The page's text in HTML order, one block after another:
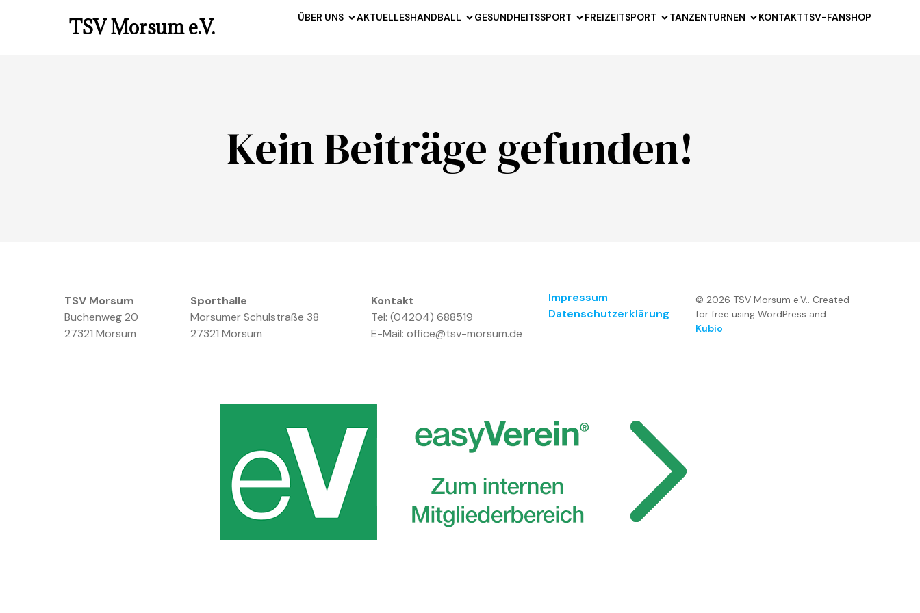
TSV Morsum e.V. ÜBER UNS AKTUELLESHANDBALL GESUNDHEITSSPORT FREIZEITSPORT TANZENTURNEN KONTAKTTSV-FANSHOP
Kein Beiträge gefunden!
TSV Morsum
Buchenweg 20
27321 Morsum
Sporthalle
Morsumer Schulstraße 38
27321 Morsum
Kontakt
Tel: (04204) 688519
E-Mail: office@tsv-morsum.de
Impressum
Datenschutzerklärung
© 2026 TSV Morsum e.V.. Created
for free using WordPress and
Kubio